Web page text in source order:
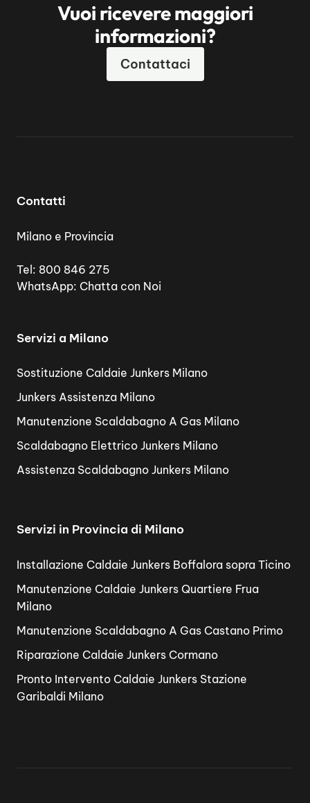
Vuoi ricevere maggiori
informazioni?
Contattaci
Contatti
Milano e Provincia
Tel: 800 846 275
WhatsApp: Chatta con Noi
Servizi a Milano
Sostituzione Caldaie Junkers Milano
Junkers Assistenza Milano
Manutenzione Scaldabagno A Gas Milano
Scaldabagno Elettrico Junkers Milano
Assistenza Scaldabagno Junkers Milano
Servizi in Provincia di Milano
Installazione Caldaie Junkers Boffalora sopra Ticino
Manutenzione Caldaie Junkers Quartiere Frua
Milano
Manutenzione Scaldabagno A Gas Castano Primo
Riparazione Caldaie Junkers Cormano
Pronto Intervento Caldaie Junkers Stazione
Garibaldi Milano